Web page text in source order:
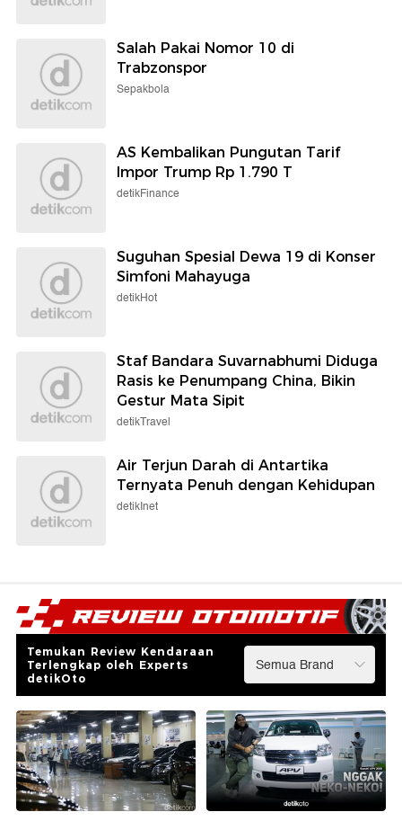
Salah Pakai Nomor 10 di
Trabzonspor
Sepakbola
AS Kembalikan Pungutan Tarif
Impor Trump Rp 1.790 T
detikFinance
Suguhan Spesial Dewa 19 di Konser
Simfoni Mahayuga
detikHot
Staf Bandara Suvarnabhumi Diduga
Rasis ke Penumpang China, Bikin
Gestur Mata Sipit
detikTravel
Air Terjun Darah di Antartika
Ternyata Penuh dengan Kehidupan
detikInet
Temukan Review Kendaraan
Terlengkap oleh Experts
detikOto